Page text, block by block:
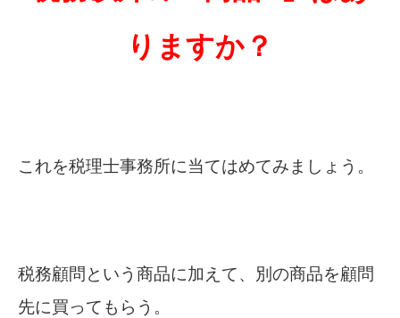
りますか？
これを税理士事務所に当てはめてみましょう。
税務顧問という商品に加えて、別の商品を顧問
先に買ってもらう。